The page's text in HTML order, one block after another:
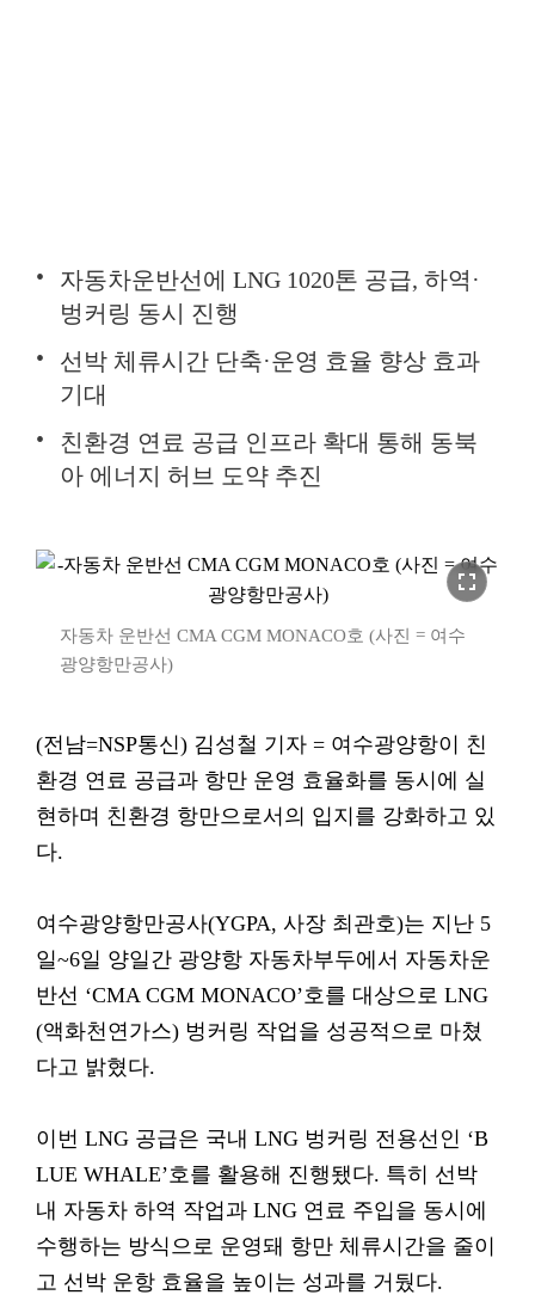
자동차운반선에 LNG 1020톤 공급, 하역·
벙커링 동시 진행
선박 체류시간 단축·운영 효율 향상 효과
기대
친환경 연료 공급 인프라 확대 통해 동북
아 에너지 허브 도약 추진
fullscreen
자동차 운반선 CMA CGM MONACO호 (사진 = 여수
광양항만공사)
(전남=NSP통신) 김성철 기자 = 여수광양항이 친
환경 연료 공급과 항만 운영 효율화를 동시에 실
현하며 친환경 항만으로서의 입지를 강화하고 있
다.
여수광양항만공사(YGPA, 사장 최관호)는 지난 5
일~6일 양일간 광양항 자동차부두에서 자동차운
반선 ‘CMA CGM MONACO’호를 대상으로 LNG
(액화천연가스) 벙커링 작업을 성공적으로 마쳤
다고 밝혔다.
이번 LNG 공급은 국내 LNG 벙커링 전용선인 ‘B
LUE WHALE’호를 활용해 진행됐다. 특히 선박
내 자동차 하역 작업과 LNG 연료 주입을 동시에
수행하는 방식으로 운영돼 항만 체류시간을 줄이
고 선박 운항 효율을 높이는 성과를 거뒀다.